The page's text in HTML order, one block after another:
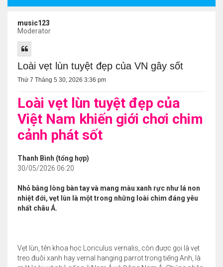
music123
Moderator
Loài vẹt lùn tuyệt đẹp của VN gây sốt
Thứ 7 Tháng 5 30, 2026 3:36 pm
Loài vẹt lùn tuyệt đẹp của
Việt Nam khiến giới chơi chim
cảnh phát sốt
Thanh Bình (tổng hợp)
30/05/2026 06:20
Nhỏ bằng lòng bàn tay và mang màu xanh rực như lá non
nhiệt đới, vẹt lùn là một trong những loài chim đáng yêu
nhất châu Á.
Vẹt lùn, tên khoa học Loriculus vernalis, còn được gọi là vẹt
treo đuôi xanh hay vernal hanging parrot trong tiếng Anh, là